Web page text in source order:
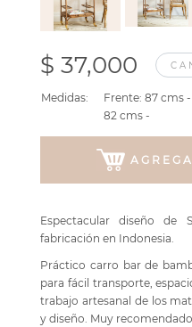
$ 37,000
Medidas:
Frente: 87 cms
82 cms -
Espectacular diseño de
fabricación en Indonesia.
Práctico carro bar de
para fácil transporte,
trabajo artesanal de los
y diseño. Muy